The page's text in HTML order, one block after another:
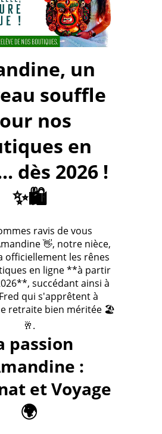
un
souffle
nos
en
dès 2026 !
✨🛍️
ravis de vous
👋, notre nièce,
officiellement les rênes
en ligne **à partir
succédant ainsi à
qui s'apprêtent à
retraite bien méritée 🏖️
🥂.
passion
:
et Voyage
🌍